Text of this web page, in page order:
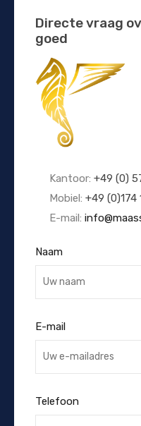
Directe vraag
goed
Kantoor: +49 (0)
Mobiel: +49 (0)174
E-mail:
Naam
E-mail
Telefoon